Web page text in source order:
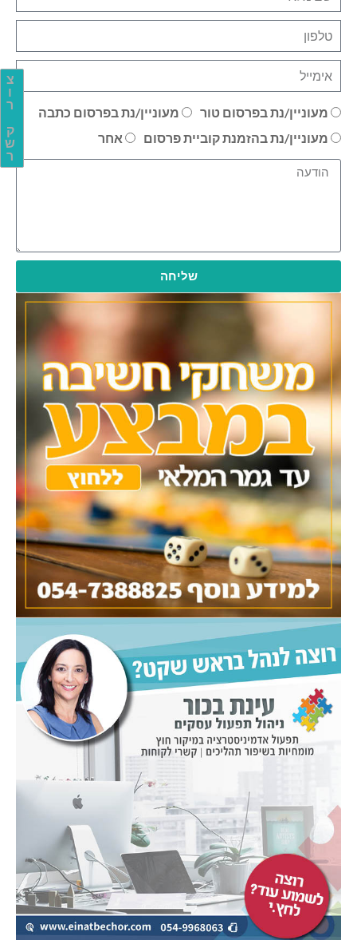
צ
ו
ר
ק
ש
ר
מעוניין/נת בפרסום טור
מעוניין/נת בפרסום כתבה
מעוניין/נת בהזמנת קוביית פרסום
אחר
שליחה